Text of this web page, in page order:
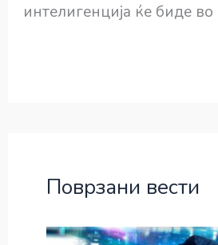
интелигенција ќе биде во
Поврзани вести